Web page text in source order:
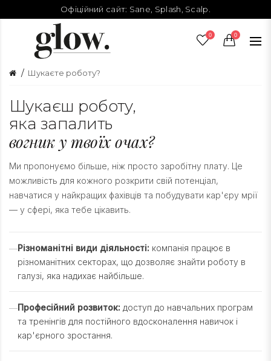
Офіційний сайт: Sane Splash Scalp
0 0
Шукаєте роботу?
Шукаєш роботу,
яка запалить
вогник у твоїх очах?
Ми пропонуємо більше, ніж просто заробітну плату. Це
можливість для кожного розкрити свій потенціал,
навчатися у найкращих фахівців та побудувати кар'єру мрії
— у сфері, яка тебе цікавить.
Різноманітні види діяльності: компанія працює в
різноманітних секторах, що дозволяє знайти роботу в
галузі, яка надихає найбільше.
Професійний розвиток: доступ до навчальних програм
та тренінгів для постійного вдосконалення навичок і
кар'єрного зростання.